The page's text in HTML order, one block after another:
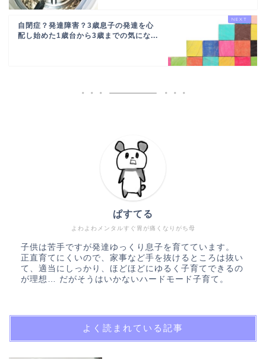
自閉症？発達障害？3歳息子の発達を心
配し始めた1歳台から3歳までの気にな...
よわよわメンタルすぐ胃が痛くなりがち母
ぱすてる
子供は苦手ですが発達ゆっくり息子を育てています。
正直育てにくいので、家事など手を抜けるところは抜い
て、適当にしっかり、ほどほどにゆるく子育てできるの
が理想… だがそうはいかないハードモード子育て。
よく読まれている記事